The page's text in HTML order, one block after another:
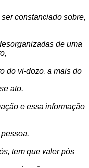
constanciado sobre,
de uma
do vi-dozo, a mais do
ato.
e essa informação
tem que valer pós